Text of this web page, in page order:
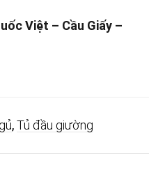
Việt – Cầu Giấy –
,Tủ đầu giường